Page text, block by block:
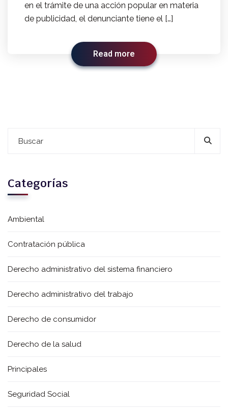
en el trámite de una acción popular en materia
de publicidad, el denunciante tiene el […]
Read more
Categorías
Ambiental
Contratación pública
Derecho administrativo del sistema financiero
Derecho administrativo del trabajo
Derecho de consumidor
Derecho de la salud
Principales
Seguridad Social